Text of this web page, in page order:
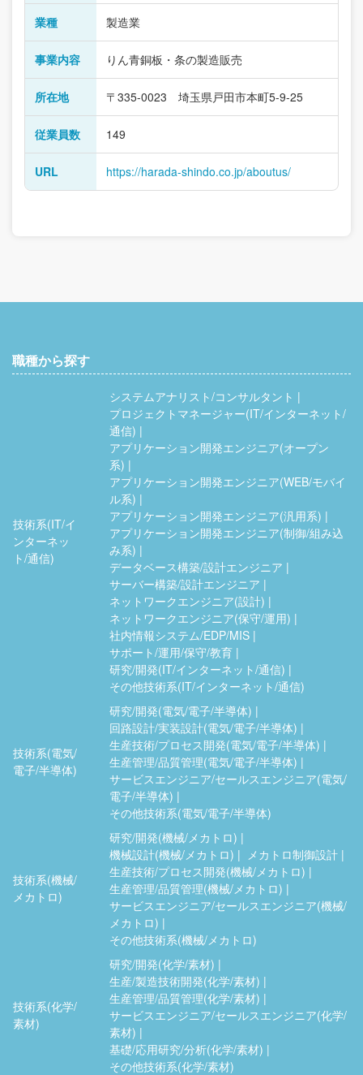
業種 製造業
事業内容 りん青銅板・条の製造販売
所在地 〒335-0023 埼玉県戸田市本町5-9-25
従業員数 149
URL https://harada-shindo.co.jp/aboutus/
職種から探す
技術系(IT/イ
ンターネッ
ト/通信)
システムアナリスト/コンサルタント
プロジェクトマネージャー(IT/インターネット/
通信)
アプリケーション開発エンジニア(オープン
系)
アプリケーション開発エンジニア(WEB/モバイ
ル系)
アプリケーション開発エンジニア(汎用系)
アプリケーション開発エンジニア(制御/組み込
み系)
データベース構築/設計エンジニア
サーバー構築/設計エンジニア
ネットワークエンジニア(設計)
ネットワークエンジニア(保守/運用)
社内情報システム/EDP/MIS
サポート/運用/保守/教育
研究/開発(IT/インターネット/通信)
その他技術系(IT/インターネット/通信)
技術系(電気/
電子/半導体)
研究/開発(電気/電子/半導体)
回路設計/実装設計(電気/電子/半導体)
生産技術/プロセス開発(電気/電子/半導体)
生産管理/品質管理(電気/電子/半導体)
サービスエンジニア/セールスエンジニア(電気/
電子/半導体)
その他技術系(電気/電子/半導体)
技術系(機械/
メカトロ)
研究/開発(機械/メカトロ)
機械設計(機械/メカトロ)
メカトロ制御設計
生産技術/プロセス開発(機械/メカトロ)
生産管理/品質管理(機械/メカトロ)
サービスエンジニア/セールスエンジニア(機械/
メカトロ)
その他技術系(機械/メカトロ)
技術系(化学/
素材)
研究/開発(化学/素材)
生産/製造技術開発(化学/素材)
生産管理/品質管理(化学/素材)
サービスエンジニア/セールスエンジニア(化学/
素材)
基礎/応用研究/分析(化学/素材)
その他技術系(化学/素材)